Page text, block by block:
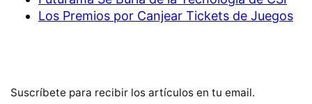
Los Premios por Canjear Tickets de Juegos
Suscríbete para recibir los artículos en tu email.